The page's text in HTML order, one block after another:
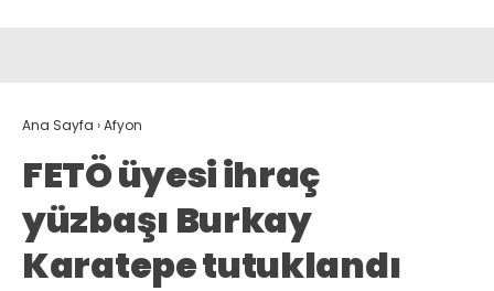
Ana Sayfa ›Afyon
FETÖ üyesi ihraç
yüzbaşı Burkay
Karatepe tutuklandı